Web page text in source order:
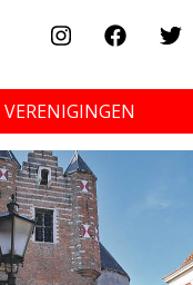
VERENIGINGEN